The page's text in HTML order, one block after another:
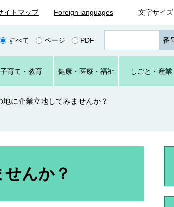
イトマップ Foreign languages 文字サイズ
すべて ページ PDF
ジ
番
号
を
入
子育て ・教育 健康・ 医療・ 福祉 しごと ・産業
地に企業立地してみませんか？
んか？